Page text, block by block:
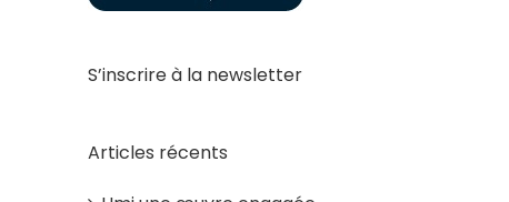
S’inscrire à la newsletter
Articles récents